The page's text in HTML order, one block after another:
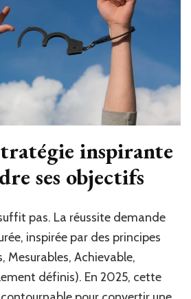
inspirante
ses objectifs
pas. La réussite demande
inspirée par des principes
Mesurables, Achievable,
définis). En 2025, cette